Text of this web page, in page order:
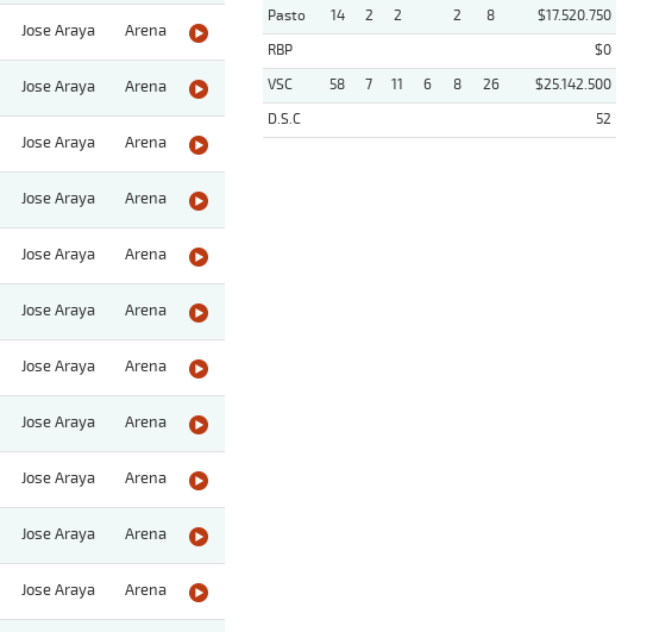
Jose Araya Arena
Jose Araya Arena
Jose Araya Arena
Jose Araya Arena
Jose Araya Arena
Jose Araya Arena
Jose Araya Arena
Jose Araya Arena
Jose Araya Arena
Jose Araya Arena
Jose Araya Arena
Pasto
14 2 2 2 8
$17.520.750
RBP
$0
VSC
58 7 11 6 8 26
$25.142.500
D.S.C
52